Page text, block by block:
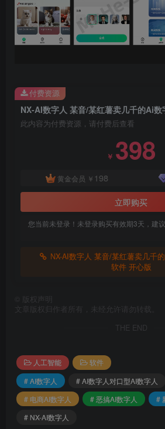
此内容为付费资源，请付费后查看
￥ 398
黄金会员 ￥ 198
立即购买
您当前未登录！未登录购买有效期3天，建
NX-AI数字人 某音/某红薯卖几千
软件 开心版
付费资源
版权声明
文章版权归作者所有，未经允许请勿转载。
THE END
人工智能
软件
# AI数字人
# AI数字人对口型AI数字人
# 电商AI数字人
# 恶搞AI数字人
#
# NX-AI数字人